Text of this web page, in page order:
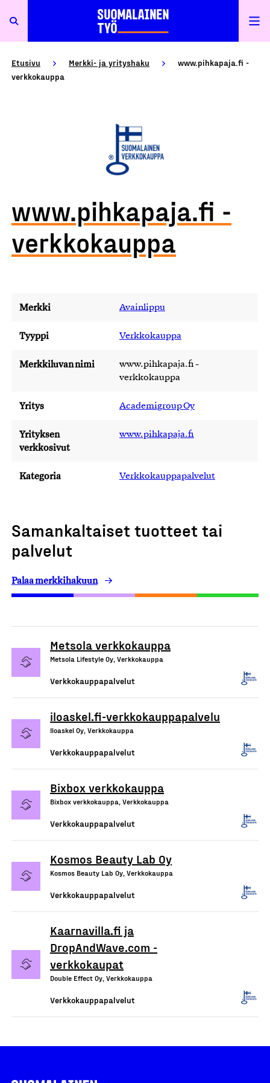
Etusivu Merkki- ja yrityshaku
www.pihkapaja.fi -
verkkokauppa
www.pihkapaja.fi -
verkkokauppa
Merkki Avainlippu
Tyyppi Verkkokauppa
Merkkiluvan nimi
www.pihkapaja.fi -
verkkokauppa
Yritys Academigroup Oy
Yrityksen
verkkosivut
www.pihkapaja.fi
Kategoria Verkkokauppapalvelut
Samankaltaiset tuotteet tai
palvelut
Palaa merkkihakuun
Metsola verkkokauppa
Metsola Lifestyle Oy, Verkkokauppa
Verkkokauppapalvelut
iloaskel.fi-verkkokauppapalvelu
Iloaskel Oy, Verkkokauppa
Verkkokauppapalvelut
Bixbox verkkokauppa
Bixbox verkkokauppa, Verkkokauppa
Verkkokauppapalvelut
Kosmos Beauty Lab Oy
Kosmos Beauty Lab Oy, Verkkokauppa
Verkkokauppapalvelut
Kaarnavilla.fi ja
DropAndWave.com -
verkkokaupat
Double Effect Oy, Verkkokauppa
Verkkokauppapalvelut